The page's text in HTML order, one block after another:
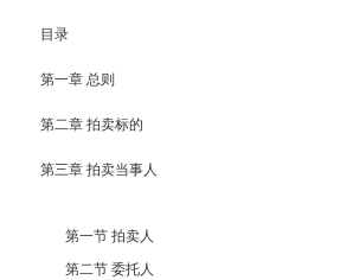
目录
第一章 总则
第二章 拍卖标的
第三章 拍卖当事人
第一节 拍卖人
第二节 委托人